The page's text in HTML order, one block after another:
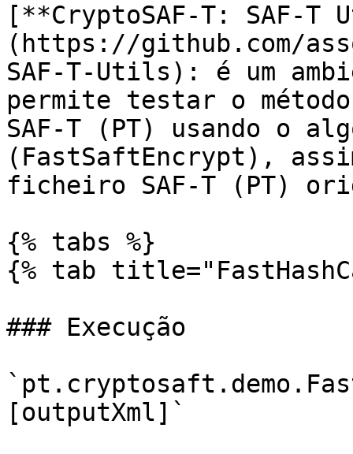
[**CryptoSAF-T: SAF-
(https://github.com/
SAF-T-Utils): é um
permite testar o
SAF-T (PT) usando o
(FastSaftEncrypt),
ficheiro SAF-T (PT)
{% tabs %}
{% tab
### Execução
[outputXml]`